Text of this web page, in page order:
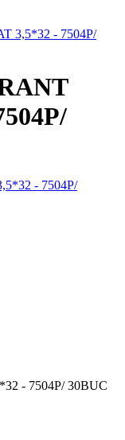
3,5*32 - 7504P/
- 7504P/ 30BUC